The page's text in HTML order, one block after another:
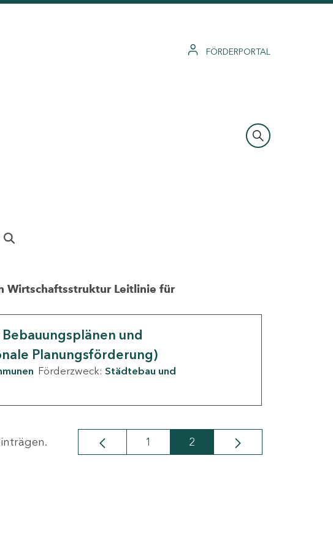
FÖRDERPORTAL
Wirtschaftsstruktur Leitlinie für
und
Planungsförderung)
Förderzweck: Städtebau und
Seite
1 Seite
2